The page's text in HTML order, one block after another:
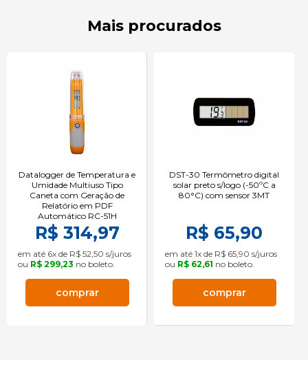
Mais procurados
Datalogger de Temperatura e
Umidade Multiuso Tipo
Caneta com Geração de
Relatório em PDF
Automático RC-51H
R$ 314,97
em até 6x de R$ 52,50 s/juros
ou R$ 299,23 no boleto.
comprar
DST-30 Termômetro digital
solar preto s/logo (-50ºC a
80°C) com sensor 3MT
R$ 65,90
em até 1x de R$ 65,90 s/juros
ou R$ 62,61 no boleto.
comprar